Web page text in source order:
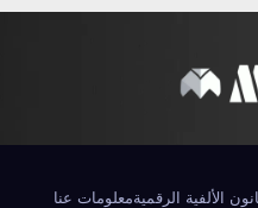
الألفية الرقميةمعلومات عنا